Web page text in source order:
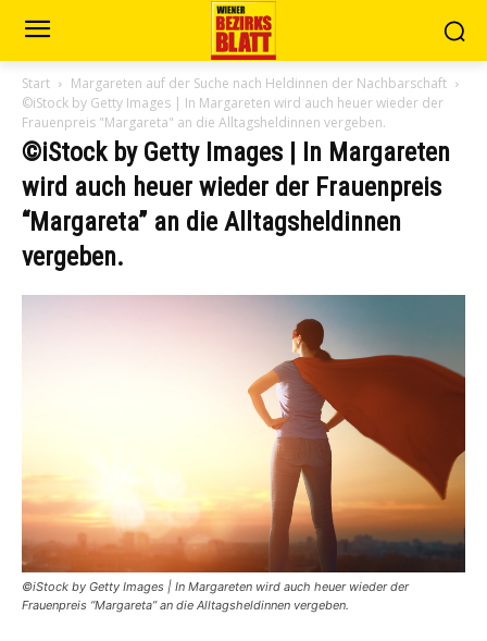
Start
Margareten auf der Suche nach Heldinnen der Nachbarschaft
©iStock by Getty Images | In Margareten wird auch heuer wieder der
Frauenpreis "Margareta" an die Alltagsheldinnen vergeben.
©iStock by Getty Images | In Margareten
wird auch heuer wieder der Frauenpreis
“Margareta” an die Alltagsheldinnen
vergeben.
©iStock by Getty Images | In Margareten wird auch heuer wieder der
Frauenpreis “Margareta” an die Alltagsheldinnen vergeben.